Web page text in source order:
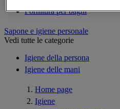
Fornitura per bagni
Sapone e igiene personale
Vedi tutte le categorie
Igiene della persona
Igiene delle mani
Home page
Igiene